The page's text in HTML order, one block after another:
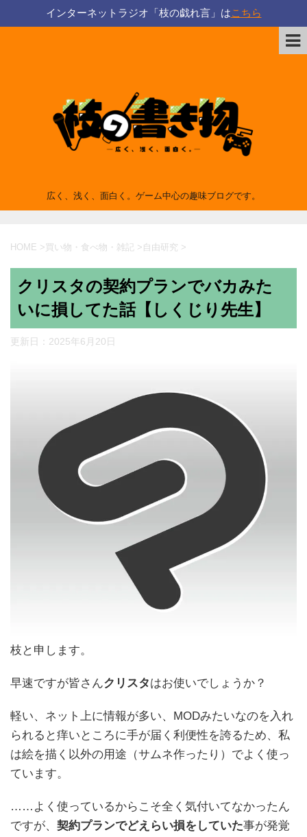
インターネットラジオ「枝の戯れ言」はこちら
広く、浅く、面白く。ゲーム中心の趣味ブログです。
HOME > 買い物・食べ物・雑記 > 自由研究 >
クリスタの契約プランでバカみた
いに損してた話【しくじり先生】
更新日： 2025年6月20日
枝と申します。
早速ですが皆さんクリスタはお使いでしょうか？
軽い、ネット上に情報が多い、MODみたいなのを入れ
られると痒いところに手が届く利便性を誇るため、私
は絵を描く以外の用途（サムネ作ったり）でよく使っ
ています。
……よく使っているからこそ全く気付いてなかったん
ですが、 契約プランでどえらい損をしていた事が発覚